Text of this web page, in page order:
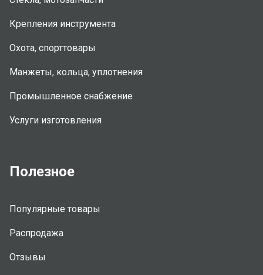
Крепления инструмента
Охота, спорттовары
Манжеты, кольца, уплотнения
Промышленное снабжение
Услуги изготовления
Полезное
Популярные товары
Распродажа
Отзывы